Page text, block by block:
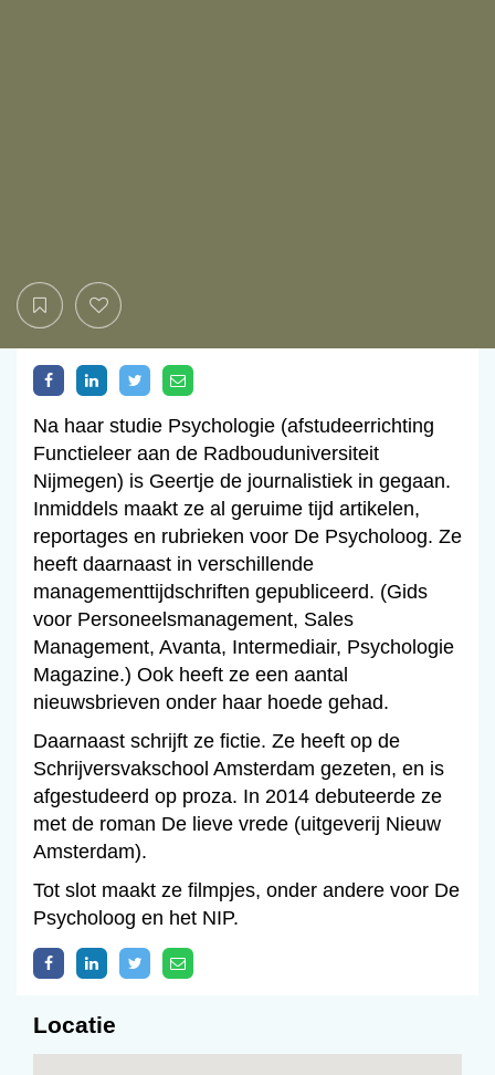
Na haar studie Psychologie (afstudeerrichting
Functieleer aan de Radbouduniversiteit
Nijmegen) is Geertje de journalistiek in gegaan.
Inmiddels maakt ze al geruime tijd artikelen,
reportages en rubrieken voor De Psycholoog. Ze
heeft daarnaast in verschillende
managementtijdschriften gepubliceerd. (Gids
voor Personeelsmanagement, Sales
Management, Avanta, Intermediair, Psychologie
Magazine.) Ook heeft ze een aantal
nieuwsbrieven onder haar hoede gehad.
Daarnaast schrijft ze fictie. Ze heeft op de
Schrijversvakschool Amsterdam gezeten, en is
afgestudeerd op proza. In 2014 debuteerde ze
met de roman De lieve vrede (uitgeverij Nieuw
Amsterdam).
Tot slot maakt ze filmpjes, onder andere voor De
Psycholoog en het NIP.
Locatie